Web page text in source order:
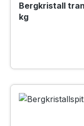
Bergkristall
kg